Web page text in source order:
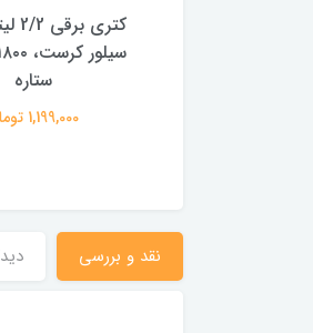
ستاره
1,199,000 تومان
نقد و بررسی